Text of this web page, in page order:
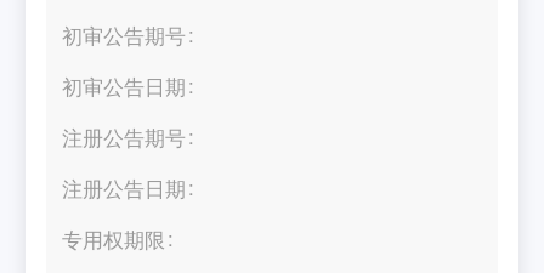
初审公告期号
初审公告日期
注册公告期号
注册公告日期
专用权期限